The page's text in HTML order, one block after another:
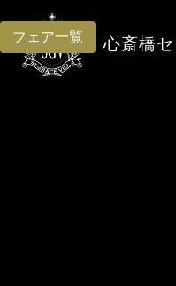
フェア一覧 心斎橋